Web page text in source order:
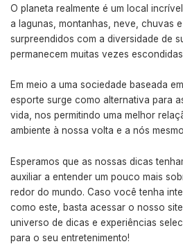
O planeta realmente é um local
a lagunas, montanhas, neve, chuvas
surpreendidos com a diversidade de
permanecem muitas vezes
Em meio a uma sociedade baseada
esporte surge como alternativa para
vida, nos permitindo uma melhor
ambiente à nossa volta e a nós
Esperamos que as nossas dicas
auxiliar a entender um pouco mais
redor do mundo. Caso você tenha
como este, basta acessar o nosso
universo de dicas e experiências
para o seu entretenimento!